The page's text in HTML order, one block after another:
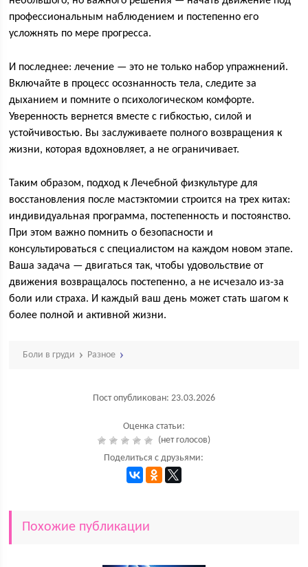
профессиональным наблюдением и постепенно его
усложнять по мере прогресса.
И последнее: лечение — это не только набор упражнений.
Включайте в процесс осознанность тела, следите за
дыханием и помните о психологическом комфорте.
Уверенность вернется вместе с гибкостью, силой и
устойчивостью. Вы заслуживаете полного возвращения к
жизни, которая вдохновляет, а не ограничивает.
Таким образом, подход к Лечебной физкультуре для
восстановления после мастэктомии строится на трех китах:
индивидуальная программа, постепенность и постоянство.
При этом важно помнить о безопасности и
консультироваться с специалистом на каждом новом этапе.
Ваша задача — двигаться так, чтобы удовольствие от
движения возвращалось постепенно, а не исчезало из-за
боли или страха. И каждый ваш день может стать шагом к
более полной и активной жизни.
Боли в груди Разное
Пост опубликован: 23.03.2026
Оценка статьи:
(нет голосов)
Поделиться с друзьями:
Похожие публикации